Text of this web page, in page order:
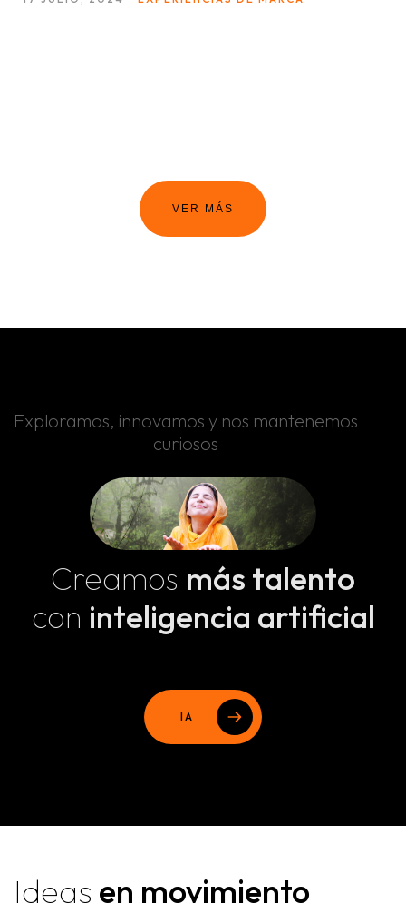
Home
Contacto
VER MÁS
Exploramos, innovamos y nos mantenemos
curiosos
Creamos más talento
con inteligencia artificial
IA
Ideas en movimiento